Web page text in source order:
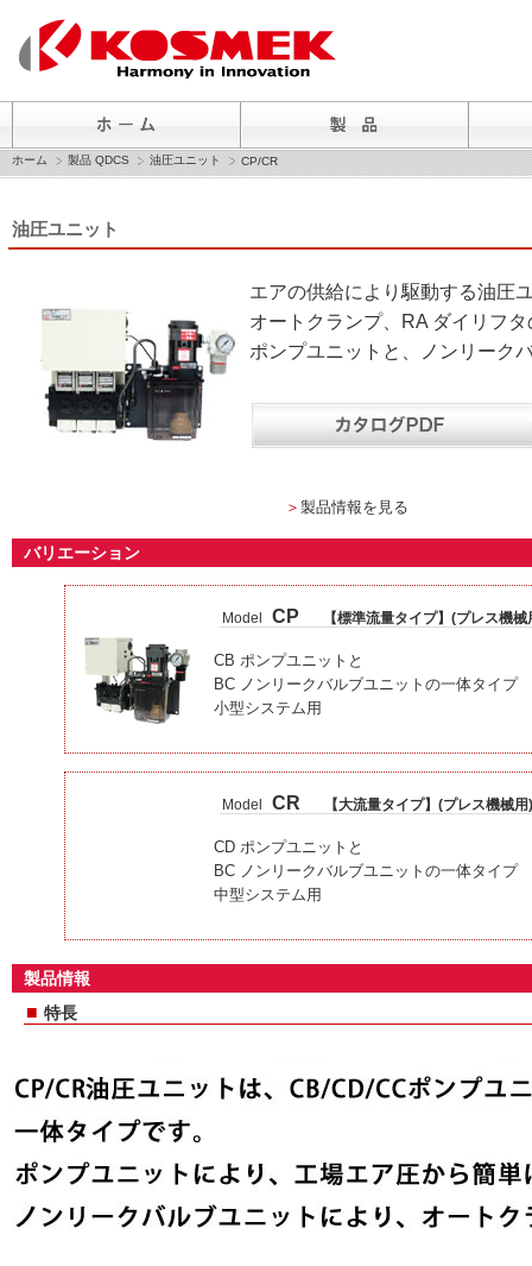
ホーム 製品 QDCS 油圧ユニット CP/CR
油圧ユニット
エアの供給により駆動する油圧
オートクランプ、RA ダイリフ
ポンプユニットと、ノンリーク
＞ 製品情報を見る
バリエーション
Model CP 【標準流量タイプ】(プレス機械
CB ポンプユニットと
BC ノンリークバルブユニットの一体タイプ
小型システム用
Model CR 【大流量タイプ】(プレス機械用)
CD ポンプユニットと
BC ノンリークバルブユニットの一体タイプ
中型システム用
製品情報
■ 特長